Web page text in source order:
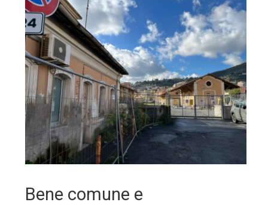
Bene comune e